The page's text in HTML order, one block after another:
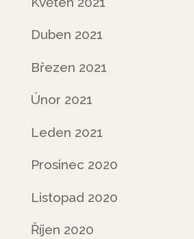
Duben 2021
Březen 2021
Únor 2021
Leden 2021
Prosinec 2020
Listopad 2020
Říjen 2020